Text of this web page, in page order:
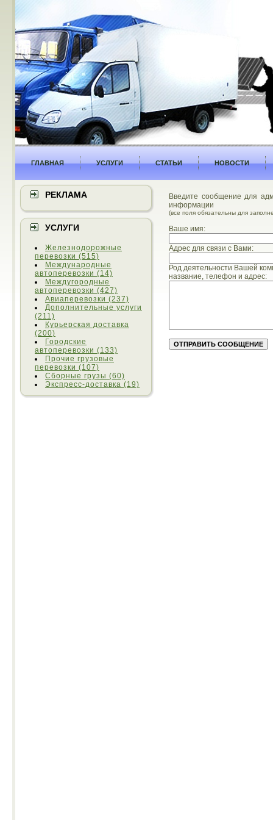
ГЛАВНАЯ УСЛУГИ СТАТЬИ НОВОСТИ
РЕКЛАМА
УСЛУГИ
Железнодорожные
перевозки (515)
Международные
автоперевозки (14)
Междугородные
автоперевозки (427)
Авиаперевозки (237)
Дополнительные услуги
(211)
Курьерская доставка
(200)
Городские
автоперевозки (133)
Прочие грузовые
перевозки (107)
Сборные грузы (60)
Экспресс-доставка (19)
Введите сообщение для
информации
(все поля обязательны для
Ваше имя:
Адрес для связи с Вами:
Род деятельности Вашей
название, телефон и адрес: